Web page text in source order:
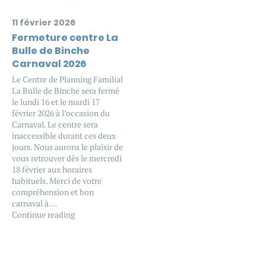
Fermeture centre La
Bulle de Binche
Carnaval 2026
11 février 2026
Le Centre de Planning Familial
La Bulle de Binche sera fermé
le lundi 16 et le mardi 17
février 2026 à l’occasion du
Carnaval. Le centre sera
inaccessible durant ces deux
jours. Nous aurons le plaisir de
vous retrouver dès le mercredi
18 février aux horaires
habituels. Merci de votre
compréhension et bon
carnaval à …
Continue reading